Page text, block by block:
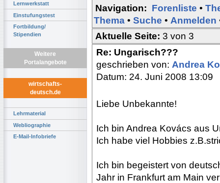
Lernwerkstatt
Einstufungstest
Fortbildung/
Stipendien
Weitere
Portalangebote
wirtschafts-
deutsch.de
Lehrmaterial
Webliographie
E-Mail-Infobriefe
Navigation: Forenliste •
Thema • Suche • Anmelden
Aktuelle Seite: 3 von 3
Re: Ungarisch???
geschrieben von: Andrea
Datum: 24. Juni 2008 13:09
Liebe Unbekannte!
Ich bin Andrea Kovács aus
Ich habe viel Hobbies
Ich bin begeistert von
Jahr in Frankfurt am Main